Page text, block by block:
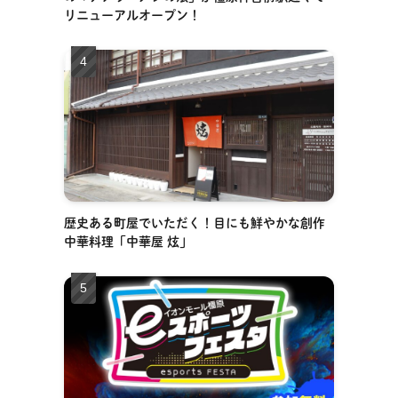
リニューアルオープン！
歴史ある町屋でいただく！目にも鮮やかな創作
中華料理「中華屋 炫」